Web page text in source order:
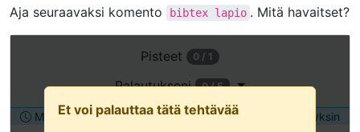
Aja seuraavaksi komento bibtex lapio . Mitä havaitset?
tehtävä
uudessa
välilehdessä
Et voi palauttaa tätä tehtävää
Pisteet 0 / 1
Palautukseni 0 / 5
Määräaika torstai 2.7.2026 12:00 Palautetaan yksin